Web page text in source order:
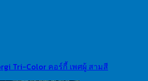
Tri-Color คอร์กี้ เพศผู้ สามสี